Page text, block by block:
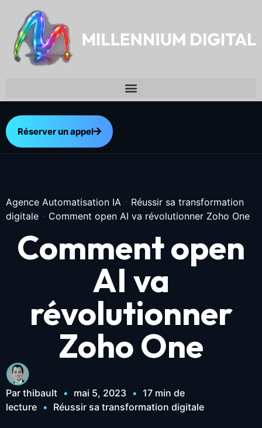
Réserver un appel
Agence Automatisation IA - Réussir sa transformation
digitale - Comment open AI va révolutionner Zoho One
Comment open
AI va
révolutionner
Zoho One
Par thibault • mai 5, 2023 • 17 min de
lecture • Réussir sa transformation digitale